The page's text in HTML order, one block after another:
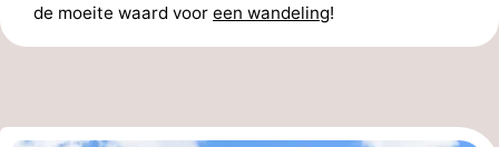
de moeite waard voor een wandeling!